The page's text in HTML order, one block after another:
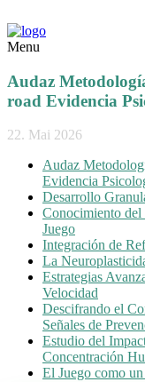
Menu
Audaz
road Evidencia
22. Mai 2026
Audaz
Evidencia
Desarrollo
Conocimiento
Juego
Integración de
La
Estrategias
Velocidad
Descifrando el
Señales de
Estudio del
Concentración
El Juego como